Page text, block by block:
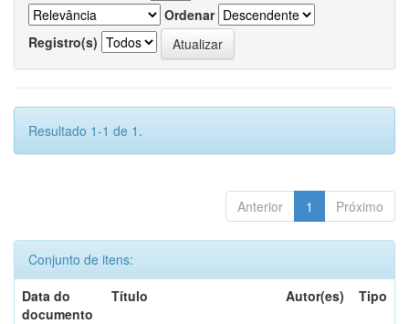
Ordenar
Registro(s)
Resultado 1-1 de 1.
Anterior 1 Próximo
Conjunto de itens:
Data do
documento
Título Autor(es) Tipo